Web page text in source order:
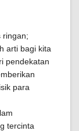
ringan;
arti bagi kita
pendekatan
para
tercinta